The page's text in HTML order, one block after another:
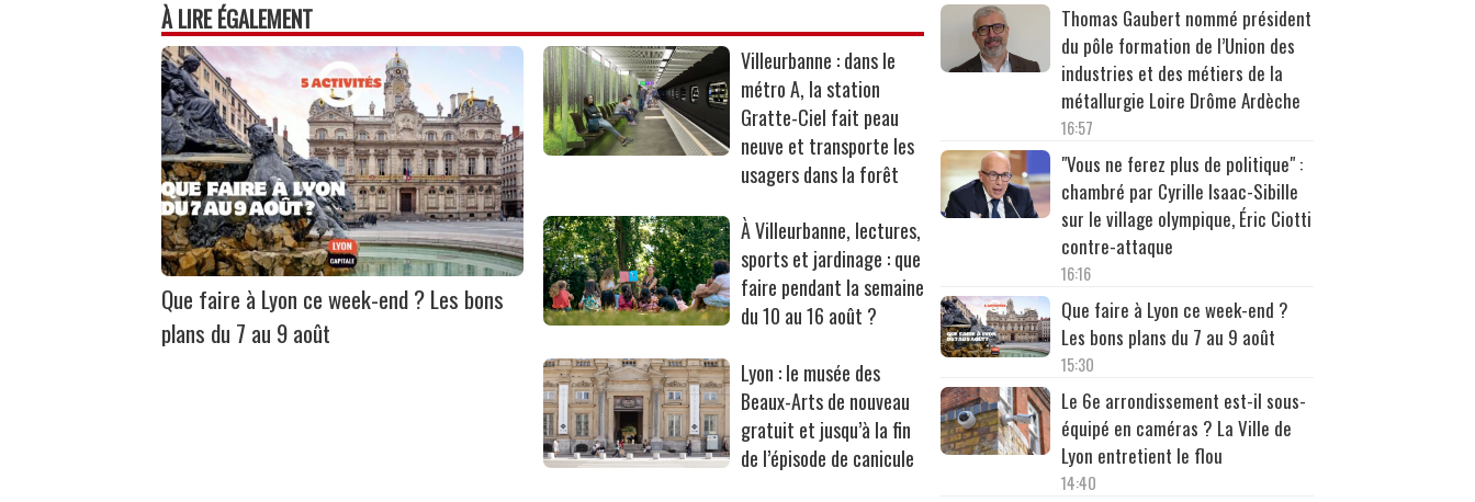
À LIRE ÉGALEMENT
Que faire à Lyon ce week-end ? Les bons
plans du 7 au 9 août
Villeurbanne : dans le
métro A, la station
Gratte-Ciel fait peau
neuve et transporte les
usagers dans la forêt
À Villeurbanne, lectures,
sports et jardinage : que
faire pendant la semaine
du 10 au 16 août ?
Lyon : le musée des
Beaux-Arts de nouveau
gratuit et jusqu’à la fin
de l’épisode de canicule
Thomas Gaubert nommé président
du pôle formation de l’Union des
industries et des métiers de la
métallurgie Loire Drôme Ardèche
16:57
"Vous ne ferez plus de politique" :
chambré par Cyrille Isaac-Sibille
sur le village olympique, Éric Ciotti
contre-attaque
16:16
Que faire à Lyon ce week-end ?
Les bons plans du 7 au 9 août
15:30
Le 6e arrondissement est-il sous-
équipé en caméras ? La Ville de
Lyon entretient le flou
14:40